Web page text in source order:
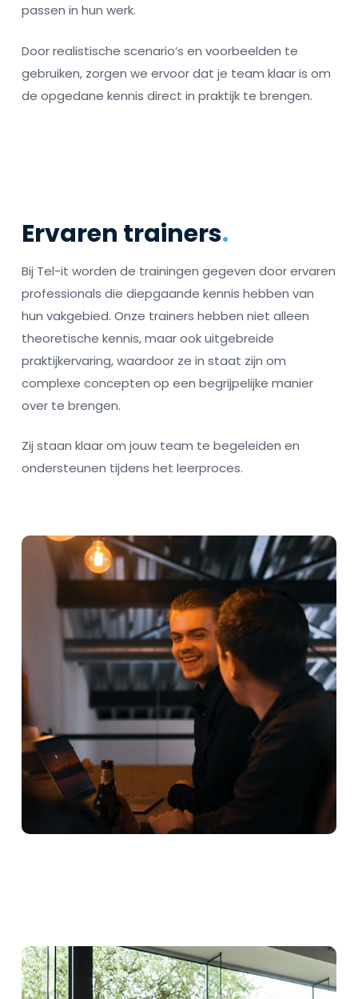
passen in hun werk.
Door realistische scenario’s en voorbeelden te
gebruiken, zorgen we ervoor dat je team klaar is om
de opgedane kennis direct in praktijk te brengen.
Ervaren trainers.
Bij Tel-it worden de trainingen gegeven door ervaren
professionals die diepgaande kennis hebben van
hun vakgebied. Onze trainers hebben niet alleen
theoretische kennis, maar ook uitgebreide
praktijkervaring, waardoor ze in staat zijn om
complexe concepten op een begrijpelijke manier
over te brengen.
Zij staan klaar om jouw team te begeleiden en
ondersteunen tijdens het leerproces.